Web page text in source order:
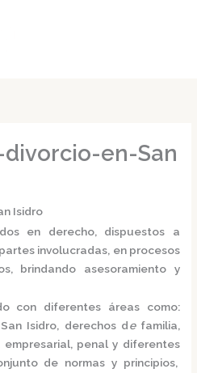
en-San
Isidro
en derecho, dispuestos a
involucradas, en procesos
brindando asesoramiento y
con diferentes áreas como:
Isidro, derechos de familia,
penal y diferentes
de normas y principios,